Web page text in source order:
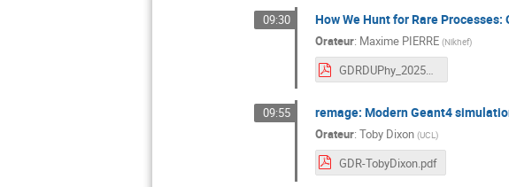
09:30 How We Hunt for Rare
Orateur: Maxime PIERRE (Nikhef)
GDRDUPhy_2025_XENON_Analysis.pdf
09:55 remage: Modern Geant4
Orateur: Toby Dixon (UCL)
GDR-TobyDixon.pdf